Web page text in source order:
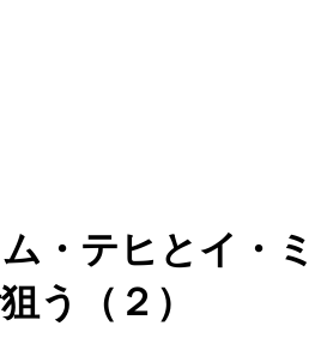
・テヒとイ・ミ
う（２）